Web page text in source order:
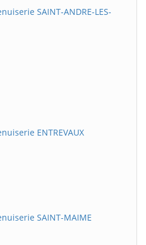
SAINT-ANDRE-LES-
ENTREVAUX
SAINT-MAIME